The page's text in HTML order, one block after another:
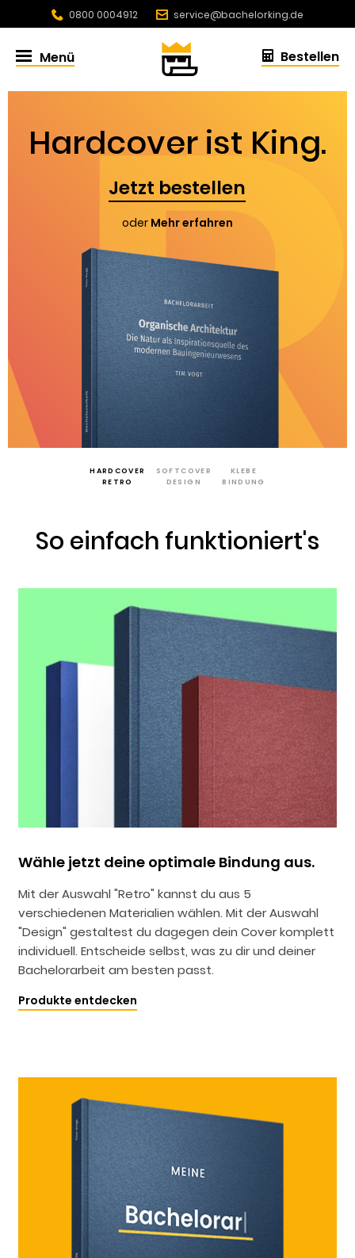
0800 0004912 service@bachelorking.de
4.86 / 5.0 aus 432 Bewertungen
Menü Bestellen
Hardcover ist King.
Jetzt bestellen
oder Mehr erfahren
HARDCOVER
RETRO
SOFTCOVER
DESIGN
KLEBE
BINDUNG
So einfach funktioniert's
Wähle jetzt deine optimale Bindung aus.
Mit der Auswahl "Retro" kannst du aus 5
verschiedenen Materialien wählen. Mit der Auswahl
"Design" gestaltest du dagegen dein Cover komplett
individuell. Entscheide selbst, was zu dir und deiner
Bachelorarbeit am besten passt.
Produkte entdecken